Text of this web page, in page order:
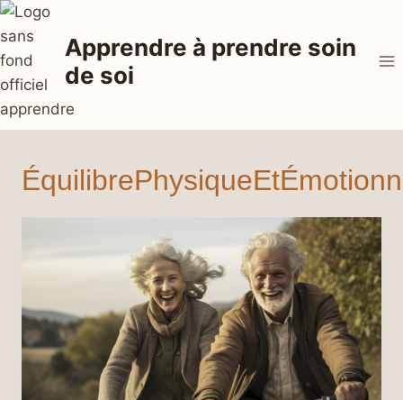
Aller
au
contenu
Apprendre à prendre soin
de soi